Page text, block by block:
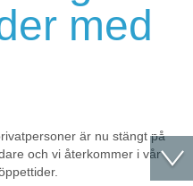
med
är nu stängt på
och vi återkommer i vår